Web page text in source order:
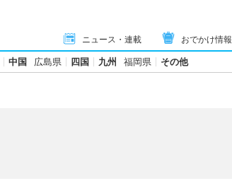
ニュース・連載 おでかけ情報
中国 広島県 四国 九州 福岡県 その他